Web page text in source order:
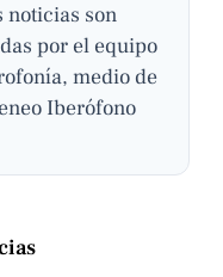
noticias son
por el equipo
medio de
Iberófono